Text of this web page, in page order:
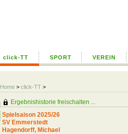
click-TT SPORT VEREIN
Home > click-TT >
Ergebnishistorie freischalten ...
Spielsaison 2025/26
SV Emmerstedt
Hagendorff, Michael